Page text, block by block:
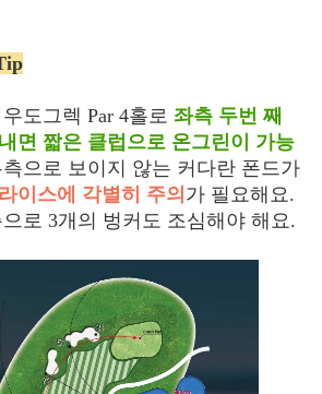
도그렉 Par 4홀로 좌측 두번 째
면 짧은 클럽으로 온그린이 가능
으로 보이지 않는 커다란 폰드가
이스에 각별히 주의 가 필요해요.
로 3개의 벙커도 조심해야 해요.